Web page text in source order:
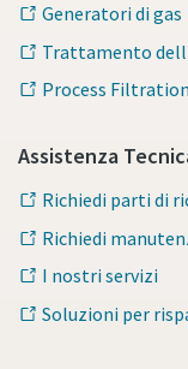
Generatori di gas
Trattamento
Process Filtration
Assistenza
Richiedi parti di
Richiedi
I nostri servizi
Soluzioni per